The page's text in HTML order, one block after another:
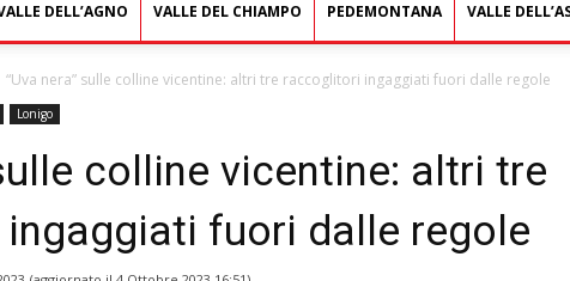
DELL’AGNO VALLE DEL CHIAMPO PEDEMONTANA VALLE
“Uva nera” sulle colline vicentine: altri tre raccoglitori ingaggiati fuori dalle regole
Lonigo
colline vicentine: altri tre
fuori dalle regole